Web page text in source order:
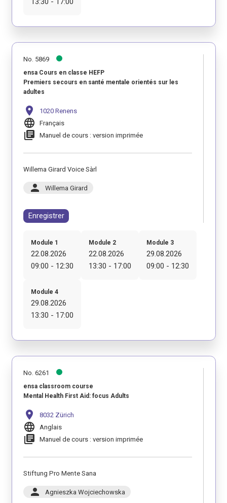
No. 5869
ensa Cours en classe HEFP
Premiers secours en santé mentale orientés sur les
adultes
location_on 1020 Renens
language Français
library_books Manuel de cours : version imprimée
Willema Girard Voice Sàrl
person Willema Girard
Enregistrer
Module 1
22.08.2026
09:00 - 12:30
Module 2
22.08.2026
13:30 - 17:00
Module 3
29.08.2026
09:00 - 12:30
Module 4
29.08.2026
13:30 - 17:00
No. 6261
ensa classroom course
Mental Health First Aid: focus Adults
location_on 8032 Zürich
language Anglais
library_books Manuel de cours : version imprimée
Stiftung Pro Mente Sana
person Agnieszka Wojciechowska